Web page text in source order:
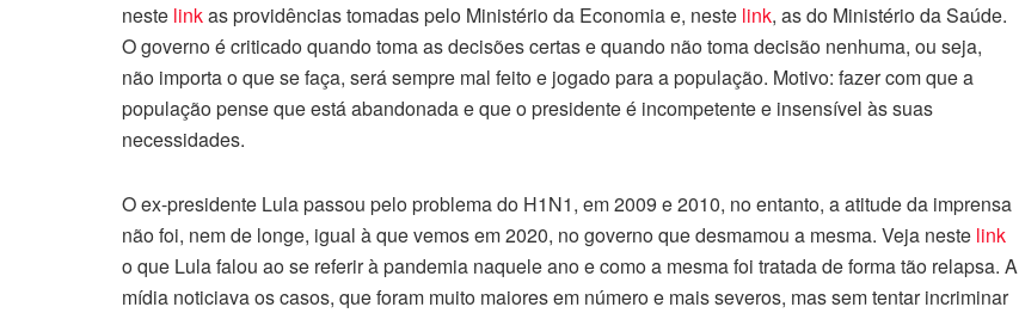
neste linkas providências tomadas pelo Ministério da Economia e, neste link, as do Ministério da Saúde.
O governo é criticado quando toma as decisões certas e quando não toma decisão nenhuma, ou seja,
não importa o que se faça, será sempre mal feito e jogado para a população. Motivo: fazer com que a
população pense que está abandonada e que o presidente é incompetente e insensível às suas
necessidades.
O ex-presidente Lula passou pelo problema do H1N1, em 2009 e 2010, no entanto, a atitude da imprensa
não foi, nem de longe, igual à que vemos em 2020, no governo que desmamou a mesma. Veja neste link
o que Lula falou ao se referir à pandemia naquele ano e como a mesma foi tratada de forma tão relapsa. A
mídia noticiava os casos, que foram muito maiores em número e mais severos, mas sem tentar incriminar